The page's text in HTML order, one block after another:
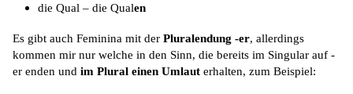
die Qual – die Qualen
Es gibt auch Feminina mit derPluralendung -er, allerdings
kommen mir nur welche in den Sinn, die bereits im Singular auf -
er enden undim Plural einen Umlaut erhalten, zum Beispiel: